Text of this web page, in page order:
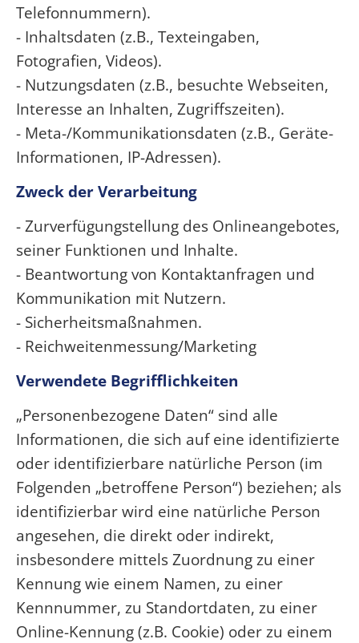
Telefonnummern).
- Inhaltsdaten (z.B., Texteingaben,
Fotografien, Videos).
- Nutzungsdaten (z.B., besuchte Webseiten,
Interesse an Inhalten, Zugriffszeiten).
- Meta-/Kommunikationsdaten (z.B., Geräte-
Informationen, IP-Adressen).
Zweck der Verarbeitung
- Zurverfügungstellung des Onlineangebotes,
seiner Funktionen und Inhalte.
- Beantwortung von Kontaktanfragen und
Kommunikation mit Nutzern.
- Sicherheitsmaßnahmen.
- Reichweitenmessung/Marketing
Verwendete Begrifflichkeiten
„Personenbezogene Daten“ sind alle
Informationen, die sich auf eine identifizierte
oder identifizierbare natürliche Person (im
Folgenden „betroffene Person“) beziehen; als
identifizierbar wird eine natürliche Person
angesehen, die direkt oder indirekt,
insbesondere mittels Zuordnung zu einer
Kennung wie einem Namen, zu einer
Kennnummer, zu Standortdaten, zu einer
Online-Kennung (z.B. Cookie) oder zu einem